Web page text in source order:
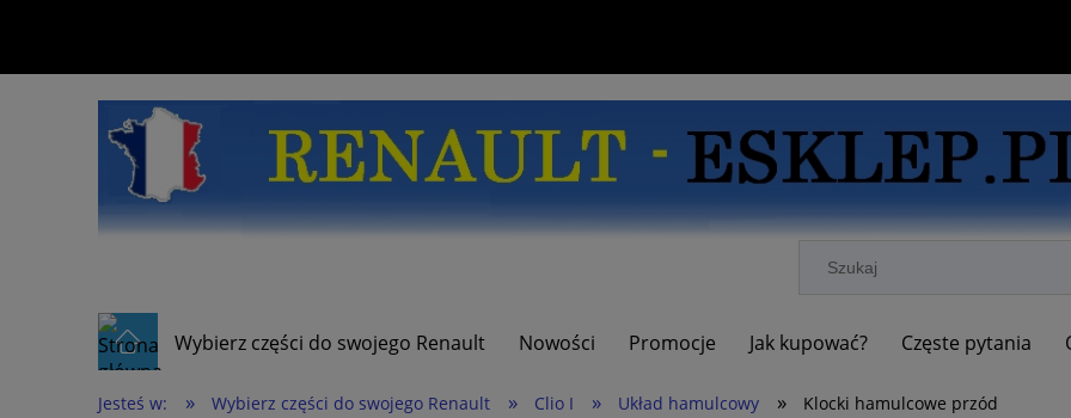
Wybierz części do swojego Renault Nowości Promocje Jak kupować? Częste pytania
Jesteś w: » Wybierz części do swojego Renault » Clio I » Układ hamulcowy » Klocki hamulcowe przód